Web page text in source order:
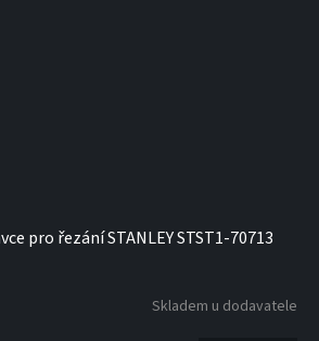
pro řezání STANLEY STST1-70713
Skladem u dodavatele